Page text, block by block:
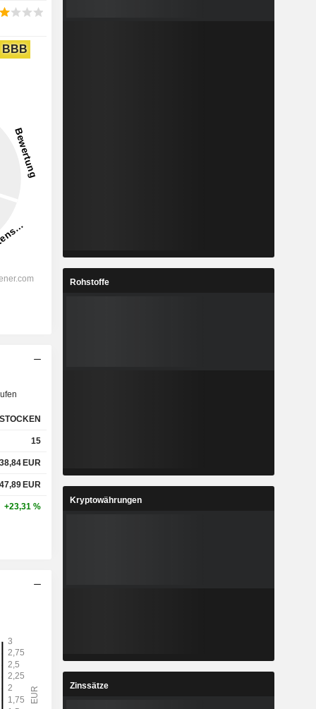
BBB
15
38,84 EUR
47,89 EUR
+23,31 %
Rohstoffe
Kryptowährungen
Zinssätze